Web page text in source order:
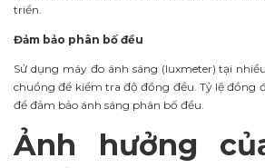
triển.
Đảm bảo phân bố đều
Sử dụng máy đo ánh sáng (luxmeter) tại
chuồng để kiểm tra độ đồng đều. Tỷ lệ đồng
để đảm bảo ánh sáng phân bố đều.
Ảnh hưởng